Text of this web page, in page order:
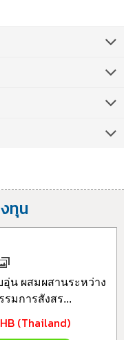
ทุน
อุ่น ผสมผสานระหว่าง
มการสังสร...
(Thailand)